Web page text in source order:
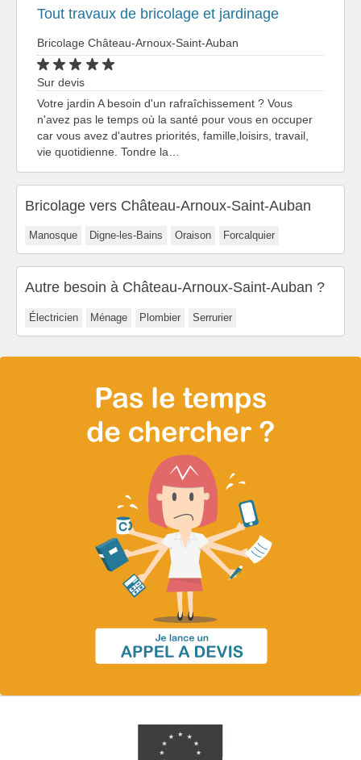
Tout travaux de bricolage et jardinage
Bricolage Château-Arnoux-Saint-Auban
Sur devis
Votre jardin A besoin d'un rafraîchissement ? Vous
n'avez pas le temps où la santé pour vous en occuper
car vous avez d'autres priorités, famille,loisirs, travail,
vie quotidienne. Tondre la…
Bricolage vers Château-Arnoux-Saint-Auban
Manosque Digne-les-Bains Oraison Forcalquier
Autre besoin à Château-Arnoux-Saint-Auban ?
Électricien Ménage Plombier Serrurier